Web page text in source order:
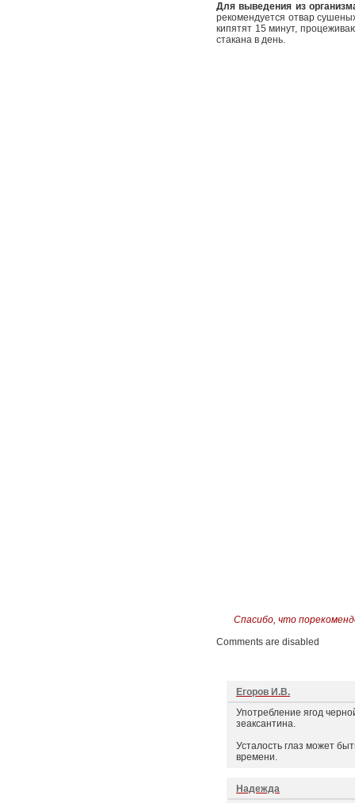
Для выведения из
рекомендуется отвар
кипятят 15 минут,
стакана в день.
Спасибо, что
Comments are disabled
Егоров И.В.
Употребление ягод
зеаксантина.
Усталость глаз может
времени.
Надежда